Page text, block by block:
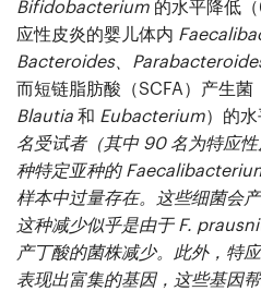
Bifidobacterium 的水平降低（
应性皮炎的婴儿体内
Bacteroides、
而短链脂肪酸（SCFA）产生菌
Blautia 和 Eubacterium）的
名受试者（其中 90 名为特应
种特定亚种的
样本中过量存在。这些细菌会
这种减少似乎是由于 F.
产丁酸的菌株减少。此外，特
表现出富集的基因，这些基因